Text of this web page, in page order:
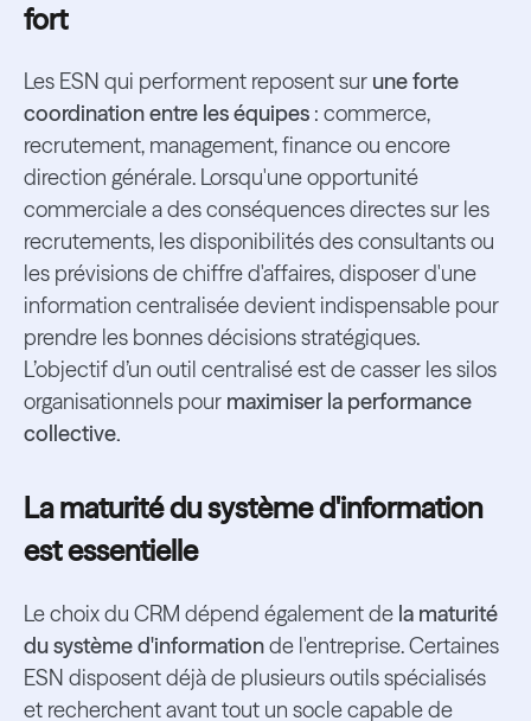
fort
Les ESN qui performent reposent sur une forte
coordination entre les équipes: commerce,
recrutement, management, finance ou encore
direction générale. Lorsqu'une opportunité
commerciale a des conséquences directes sur les
recrutements, les disponibilités des consultants ou
les prévisions de chiffre d'affaires, disposer d'une
information centralisée devient indispensable pour
prendre les bonnes décisions stratégiques.
L’objectif d’un outil centralisé est de casser les silos
organisationnels pour maximiser la performance
collective.
La maturité du système d'information
est essentielle
Le choix du CRM dépend également de la maturité
du système d'informationde l'entreprise. Certaines
ESN disposent déjà de plusieurs outils spécialisés
et recherchent avant tout un socle capable de